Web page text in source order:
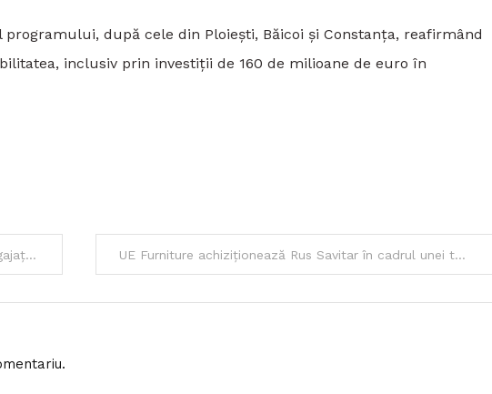
după cele din Ploiești, Băicoi și Constanța, reafirmând
inclusiv prin investiții de 160 de milioane de euro în
digitală UE Furniture achiziționează Rus Savitar în cadrul unei tranzacții importante pe piața românească de mobilă